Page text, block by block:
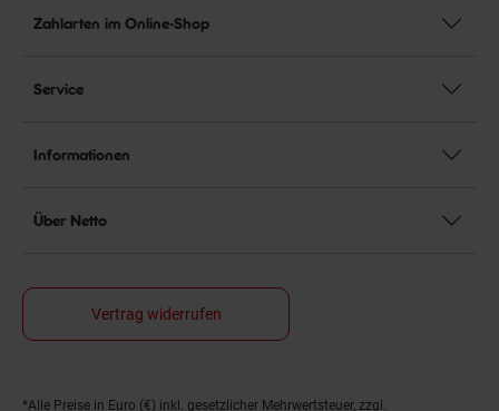
Zahlarten im Online-Shop
Service
Informationen
Über Netto
Vertrag widerrufen
*Alle Preise in Euro (€) inkl. gesetzlicher Mehrwertsteuer, zzgl.